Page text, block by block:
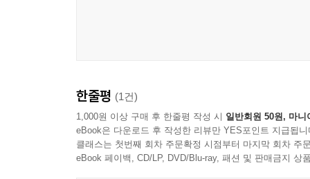
방어기제도 자아를 교란시킨다. 이에 대표적인 사
나를 속이고, 이따금 병들며, 미묘하게 변하기도 하
자아는 나의 정체성에 속하면서 때로 아주 낯선 모
한줄평 (1건)
1,000원 이상 구매 후 한줄평 작성 시 일반회원 50원, 마니
eBook은 다운로드 후 작성한 리뷰만 YES포인트 지급됩니
클래스는 첫번째 회차 주문확정 시점부터 마지막 회차 주
eBook 페이백, CD/LP, DVD/Blu-ray, 패션 및 판매금지 상